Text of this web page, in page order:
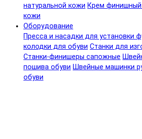
натуральной кожи Крем финишный
кожи
Оборудование
Пресса и насадки для установки
колодки для обуви Станки для
Станки-финишеры сапожные
пошива обуви Швейные машинки
обуви